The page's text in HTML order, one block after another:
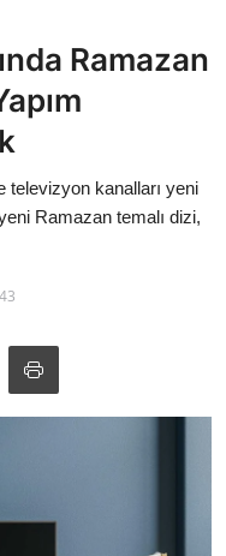
Ramazan
televizyon kanalları yeni
Ramazan temalı dizi,